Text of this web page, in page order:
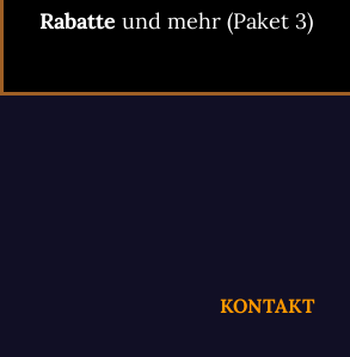
Rabatte und mehr (Paket 3)
KONTAKT